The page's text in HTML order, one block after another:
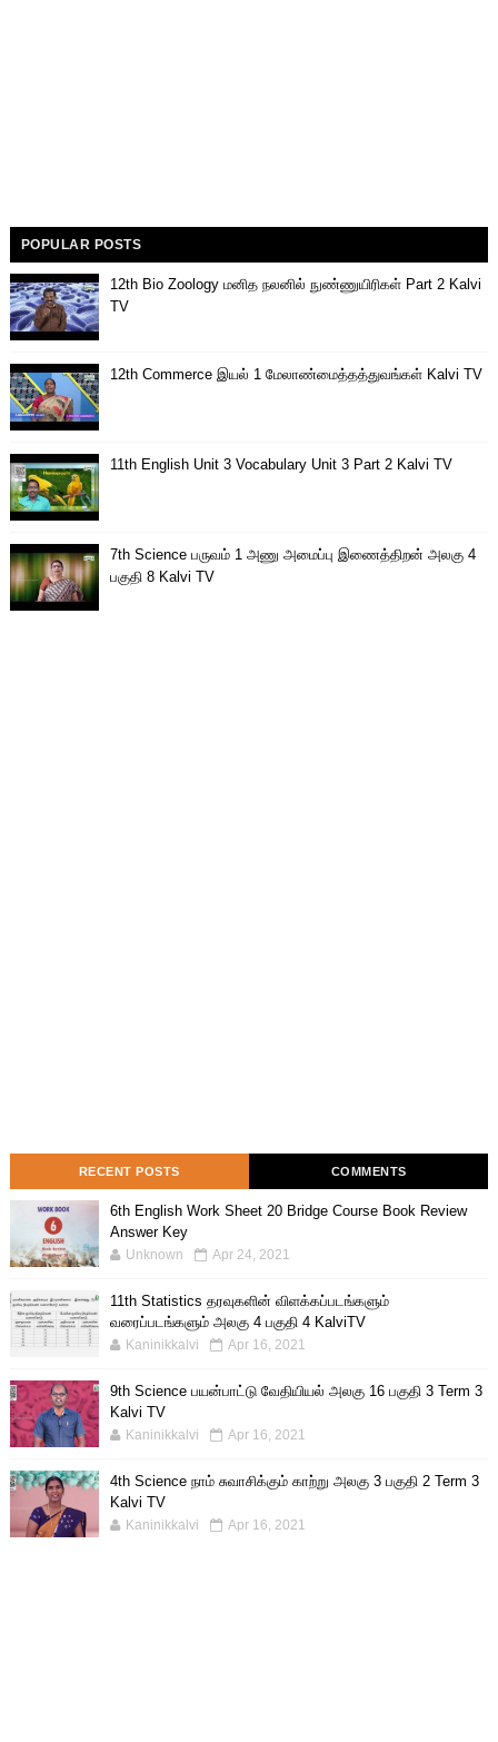
POPULAR POSTS
12th Bio Zoology மனித நலனில் நுண்ணுயிரிகள் Part 2 Kalvi
TV
12th Commerce இயல் 1 மேலாண்மைத்தத்துவங்கள் Kalvi TV
11th English Unit 3 Vocabulary Unit 3 Part 2 Kalvi TV
7th Science பருவம் 1 அணு அமைப்பு இணைத்திறன் அலகு 4
பகுதி 8 Kalvi TV
RECENT POSTS COMMENTS
6th English Work Sheet 20 Bridge Course Book Review
Answer Key
Unknown Apr 24, 2021
11th Statistics தரவுகளின் விளக்கப்படங்களும்
வரைப்படங்களும் அலகு 4 பகுதி 4 KalviTV
Kaninikkalvi Apr 16, 2021
9th Science பயன்பாட்டு வேதியியல் அலகு 16 பகுதி 3 Term 3
Kalvi TV
Kaninikkalvi Apr 16, 2021
4th Science நாம் சுவாசிக்கும் காற்று அலகு 3 பகுதி 2 Term 3
Kalvi TV
Kaninikkalvi Apr 16, 2021